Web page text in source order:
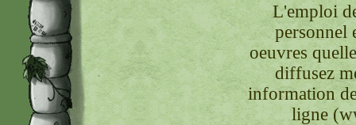
L'emploi
personnel
oeuvres
diffusez
information
ligne